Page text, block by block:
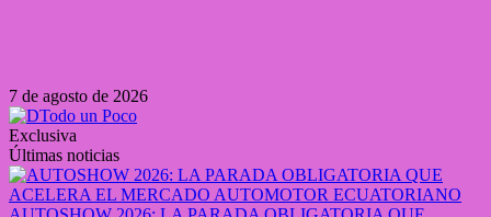
7 de agosto de 2026
Exclusiva
Últimas noticias